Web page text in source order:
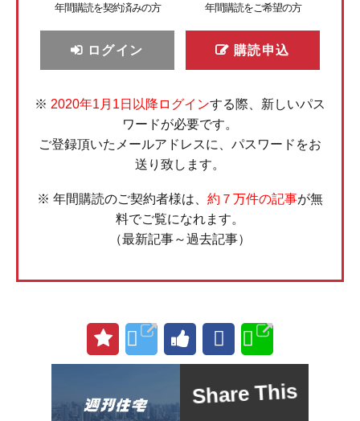
年間購読を契約済みの方
ログイン
年間購読をご希望の方
購読申込
※ 2020年1月1日以降ログインする際、新しいパス
ワードが必要です。
ご登録頂いたメールアドレスに、パスワードをお
送り致します。
※ 年間購読のご契約者様は、 約７万件の記事が無
料でご覧になれます。
（最新記事～過去記事）
Share This